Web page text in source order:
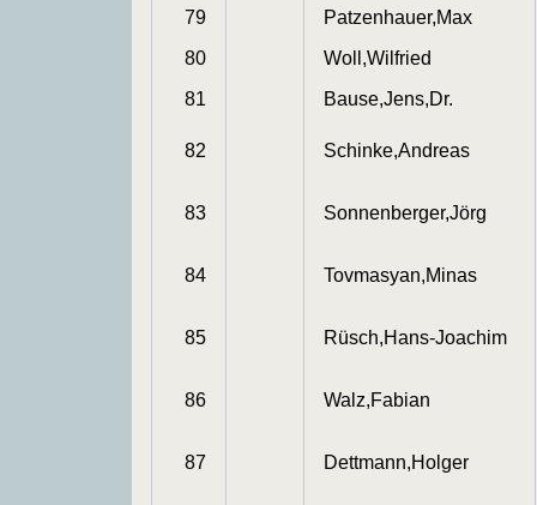
79
Patzenhauer,Max
80
Woll,Wilfried
81
Bause,Jens,Dr.
82 Schinke,Andreas
83 Sonnenberger,Jörg
84 Tovmasyan,Minas
85 Rüsch,Hans-Joachim
86 Walz,Fabian
87 Dettmann,Holger